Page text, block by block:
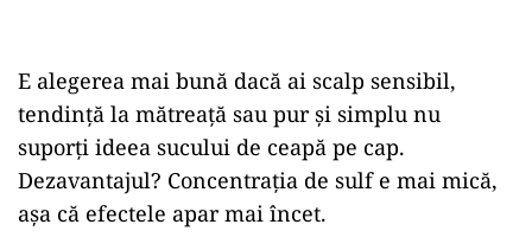
E alegerea mai bună dacă ai scalp sensibil,
tendință la mătreață sau pur și simplu nu
suporți ideea sucului de ceapă pe cap.
Dezavantajul? Concentrația de sulf e mai mică,
așa că efectele apar mai încet.